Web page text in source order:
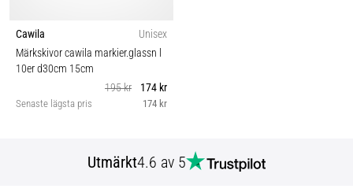
Cawila
Unisex
Märkskivor cawila markier.glassn l
10er d30cm 15cm
195 kr
174 kr
Senaste lägsta pris 174 kr
Utmärkt4.6 av 5